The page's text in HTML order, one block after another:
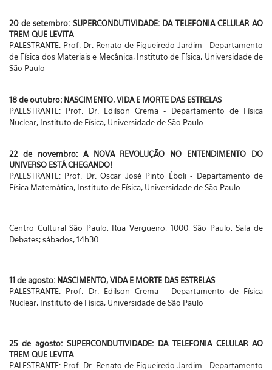
20 de setembro: SUPERCONDUTIVIDADE: DA TELEFONIA CELULAR AO
TREM QUE LEVITA
PALESTRANTE: Prof. Dr. Renato de Figueiredo Jardim - Departamento
de Física dos Materiais e Mecânica, Instituto de Física, Universidade de
São Paulo
18 de outubro: NASCIMENTO, VIDA E MORTE DAS ESTRELAS
PALESTRANTE: Prof. Dr. Edilson Crema - Departamento de Física
Nuclear, Instituto de Física, Universidade de São Paulo
22 de novembro: A NOVA REVOLUÇÃO NO ENTENDIMENTO DO
UNIVERSO ESTÁ CHEGANDO!
PALESTRANTE: Prof. Dr. Oscar José Pinto Éboli - Departamento de
Física Matemática, Instituto de Física, Universidade de São Paulo
Centro Cultural São Paulo, Rua Vergueiro, 1000, São Paulo; Sala de
Debates; sábados, 14h30.
11 de agosto: NASCIMENTO, VIDA E MORTE DAS ESTRELAS
PALESTRANTE: Prof. Dr. Edilson Crema - Departamento de Física
Nuclear, Instituto de Física, Universidade de São Paulo
25 de agosto: SUPERCONDUTIVIDADE: DA TELEFONIA CELULAR AO
TREM QUE LEVITA
PALESTRANTE: Prof. Dr. Renato de Figueiredo Jardim - Departamento